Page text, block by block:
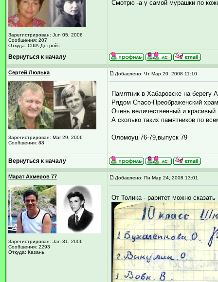
Зарегистрирован: Jun 05, 2006
Сообщения: 207
Откуда: США Детройт
Смотрю -а у самой мурашки по
Вернуться к началу
Сергей Люлька
Зарегистрирован: Mar 29, 2006
Сообщения: 88
Добавлено: Чт Мар 20, 2008 11:10
Памятник в Хабаровске на берегу
Рядом Спасо-Преображенский
Очень величественный и красивый.
А сколько таких памятников по
Оломоуц 76-79,выпуск 79
Вернуться к началу
Марат Ахмеров 77
Зарегистрирован: Jan 31, 2006
Сообщения: 2293
Откуда: Казань
Добавлено: Пн Мар 24, 2008 13:01
От Толика - раритет можно сказать